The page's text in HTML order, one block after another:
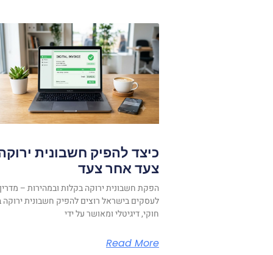
כיצד להפיק חשבונית
צעד אחר צעד
הפקת חשבונית ירוקה בקלות ובמהירות –
לעסקים בישראל רוצים להפיק חשבונית ירוקה
חוקי, דיגיטלי ומאושר על ידי
Read More